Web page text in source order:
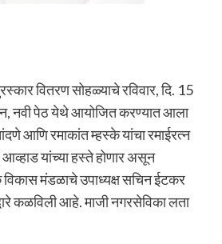
वितरण सोहळ्याचे रविवार, दि. 15
नवी पेठ येथे आयोजित करण्यात आला
आणि रमाकांत म्हस्के यांचा रमाईरत्न
यांच्या हस्ते होणार असून
मंडळाचे उपाध्यक्ष सचिन ईटकर
कळविली आहे. माजी नगरसेविका लता